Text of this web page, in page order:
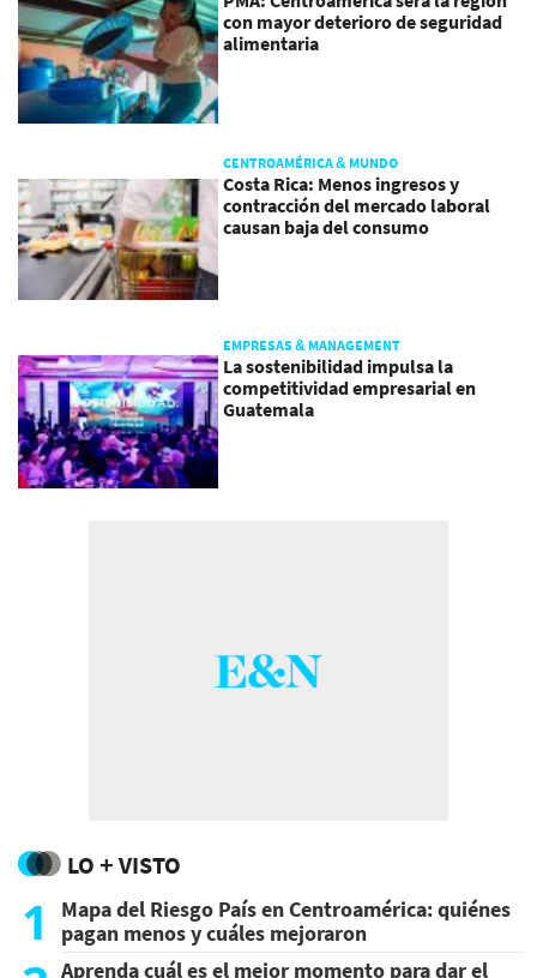
con mayor deterioro de seguridad
alimentaria
CENTROAMÉRICA & MUNDO
Costa Rica: Menos ingresos y
contracción del mercado laboral
causan baja del consumo
EMPRESAS & MANAGEMENT
La sostenibilidad impulsa la
competitividad empresarial en
Guatemala
LO + VISTO
1
Mapa del Riesgo País en Centroamérica: quiénes
pagan menos y cuáles mejoraron
Aprenda cuál es el mejor momento para dar el